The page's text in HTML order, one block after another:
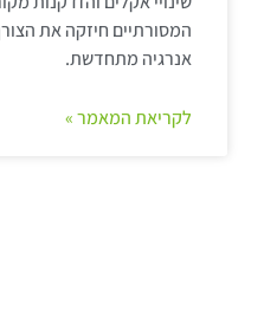
המסורתיים חיזקה את
אנרגיה מתחדשת.
לקריאת המאמר »